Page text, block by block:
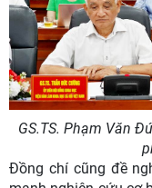
GS.TS. Phạm Văn
Đồng chí cũng đề